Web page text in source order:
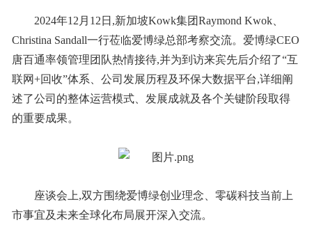
2024年12月12日,新加坡Kowk集团Raymond Kwok、
Christina Sandall一行莅临爱博绿总部考察交流。爱博绿CEO
唐百通率领管理团队热情接待,并为到访来宾先后介绍了“互
联网+回收”体系、公司发展历程及环保大数据平台,详细阐
述了公司的整体运营模式、发展成就及各个关键阶段取得
的重要成果。
座谈会上,双方围绕爱博绿创业理念、零碳科技当前上
市事宜及未来全球化布局展开深入交流。